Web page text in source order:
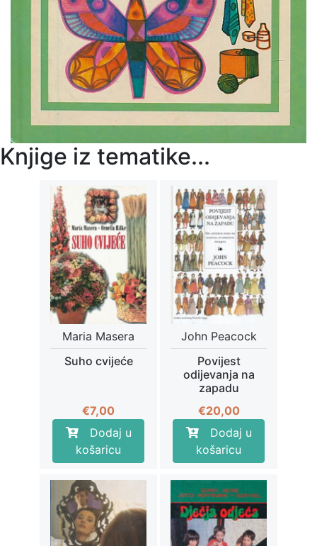
Knjige iz tematike...
Maria Masera
Suho cvijeće
€7,00
Dodaj u
košaricu
John Peacock
Povijest
odijevanja na
zapadu
€20,00
Dodaj u
košaricu